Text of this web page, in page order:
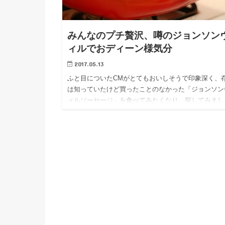
みんなのプチ贅沢、噂のジョンソン
ィルでおディーン様気分
2017.05.13
ふと目についたCMがとてもおいしそうで印象深く、
は知っていたけど買ったことのなかった「ジョンソ
ィルソーセージ」を食べてみたくなり、探してみまし